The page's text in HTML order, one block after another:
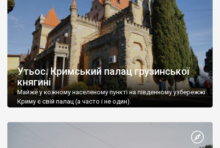
Утьос. Кримський палац грузинської
княгині
Майже у кожному населеному пункті на південному узбережжі
Криму є свій палац (а часто і не один).